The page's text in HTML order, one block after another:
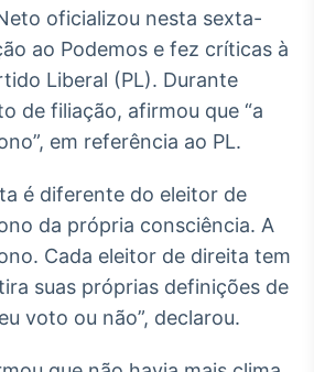
O setor de
energia elétrica
no Brasil
Broadcast
Plataforma para
conteúdos
personalizados
Broadcast
oficializou nesta sexta-
ao Podemos e fez críticas à
Liberal (PL). Durante
de filiação, afirmou que “a
em referência ao PL.
é diferente do eleitor de
da própria consciência. A
Cada eleitor de direita tem
suas próprias definições de
voto ou não”, declarou.